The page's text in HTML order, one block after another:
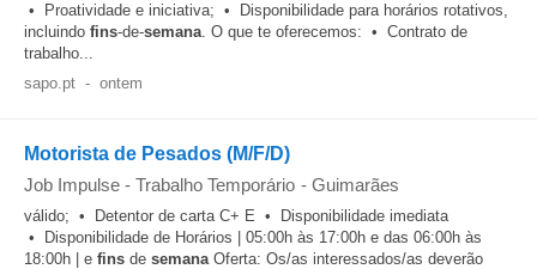
• Proatividade e iniciativa; • Disponibilidade para horários rotativos,
incluindo fins-de-semana. O que te oferecemos: • Contrato de
trabalho...
sapo.pt - ontem
Motorista de Pesados (M/F/D)
Job Impulse - Trabalho Temporário - Guimarães
válido; • Detentor de carta C+ E • Disponibilidade imediata
• Disponibilidade de Horários | 05:00h às 17:00h e das 06:00h às
18:00h | e fins de semanaOferta: Os/as interessados/as deverão